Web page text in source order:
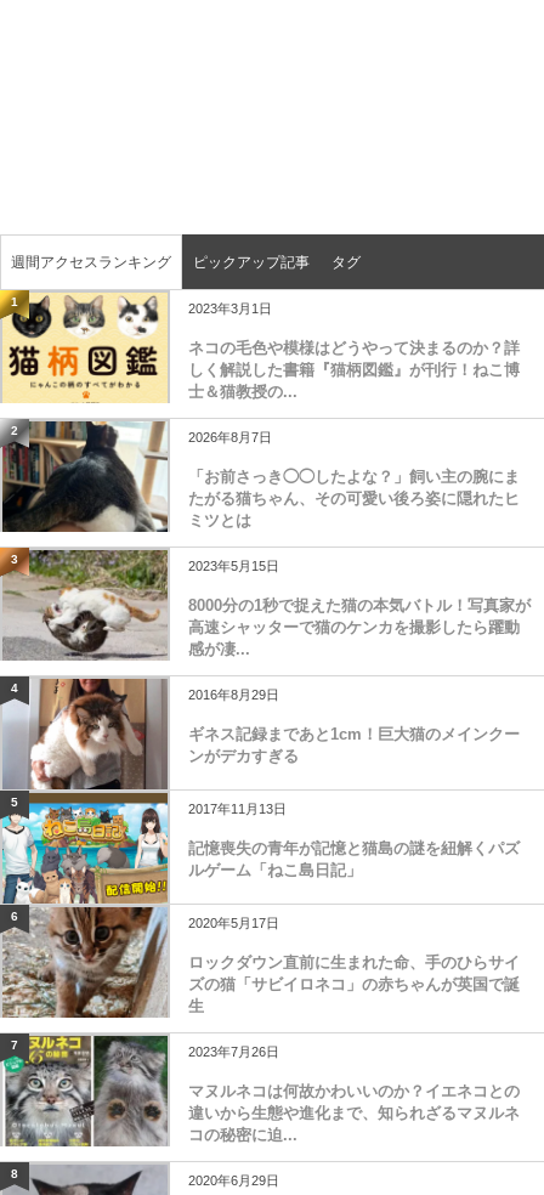
週間アクセスランキング ピックアップ記事 タグ
1 2023年3月1日
ネコの毛色や模様はどうやって決まるのか？詳
しく解説した書籍『猫柄図鑑』が刊行！ねこ博
士＆猫教授の...
2 2026年8月7日
「お前さっき◯◯したよな？」飼い主の腕にま
たがる猫ちゃん、その可愛い後ろ姿に隠れたヒ
ミツとは
3 2023年5月15日
8000分の1秒で捉えた猫の本気バトル！写真家が
高速シャッターで猫のケンカを撮影したら躍動
感が凄...
4 2016年8月29日
ギネス記録まであと1cm！巨大猫のメインクー
ンがデカすぎる
5 2017年11月13日
記憶喪失の青年が記憶と猫島の謎を紐解くパズ
ルゲーム「ねこ島日記」
6 2020年5月17日
ロックダウン直前に生まれた命、手のひらサイ
ズの猫「サビイロネコ」の赤ちゃんが英国で誕
生
7 2023年7月26日
マヌルネコは何故かわいいのか？イエネコとの
違いから生態や進化まで、知られざるマヌルネ
コの秘密に迫...
8 2020年6月29日